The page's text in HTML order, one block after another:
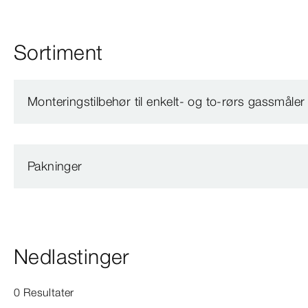
Sortiment
Monteringstilbehør til enkelt- og to-rørs gassmåler
Pakninger
Nedlastinger
0 Resultater